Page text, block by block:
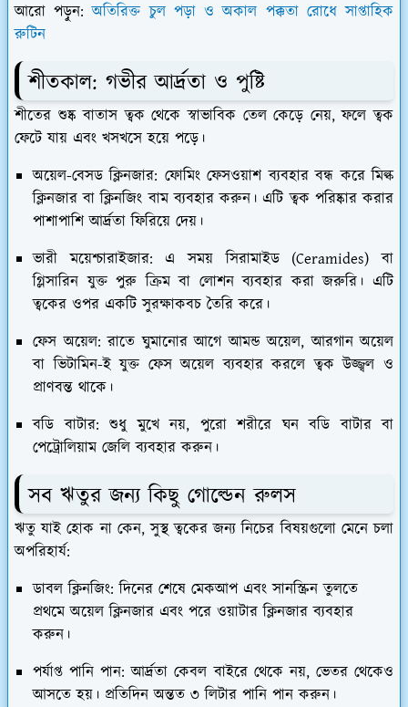
আরো পড়ুন:অতিরিক্ত চুল পড়া ও অকাল পক্কতা রোধে সাপ্তাহিক
রুটিন
​শীতকাল: গভীর আর্দ্রতা ও পুষ্টি
​শীতের শুষ্ক বাতাস ত্বক থেকে স্বাভাবিক তেল কেড়ে নেয়, ফলে ত্বক
ফেটে যায় এবং খসখসে হয়ে পড়ে।
অয়েল-বেসড ক্লিনজার: ফোমিং ফেসওয়াশ ব্যবহার বন্ধ করে মিল্ক
ক্লিনজার বা ক্লিনজিং বাম ব্যবহার করুন। এটি ত্বক পরিষ্কার করার
পাশাপাশি আর্দ্রতা ফিরিয়ে দেয়।
ভারী ময়েশ্চারাইজার: এ সময় সিরামাইড (Ceramides) বা
গ্লিসারিন যুক্ত পুরু ক্রিম বা লোশন ব্যবহার করা জরুরি। এটি
ত্বকের ওপর একটি সুরক্ষাকবচ তৈরি করে।
ফেস অয়েল: রাতে ঘুমানোর আগে আমন্ড অয়েল, আরগান অয়েল
বা ভিটামিন-ই যুক্ত ফেস অয়েল ব্যবহার করলে ত্বক উজ্জ্বল ও
প্রাণবন্ত থাকে।
বডি বাটার: শুধু মুখে নয়, পুরো শরীরে ঘন বডি বাটার বা
পেট্রোলিয়াম জেলি ব্যবহার করুন।
​সব ঋতুর জন্য কিছু গোল্ডেন রুলস
​ঋতু যাই হোক না কেন, সুস্থ ত্বকের জন্য নিচের বিষয়গুলো মেনে চলা
অপরিহার্য:
ডাবল ক্লিনজিং: দিনের শেষে মেকআপ এবং সানস্ক্রিন তুলতে
প্রথমে অয়েল ক্লিনজার এবং পরে ওয়াটার ক্লিনজার ব্যবহার
করুন।
পর্যাপ্ত পানি পান: আর্দ্রতা কেবল বাইরে থেকে নয়, ভেতর থেকেও
আসতে হয়। প্রতিদিন অন্তত ৩ লিটার পানি পান করুন।